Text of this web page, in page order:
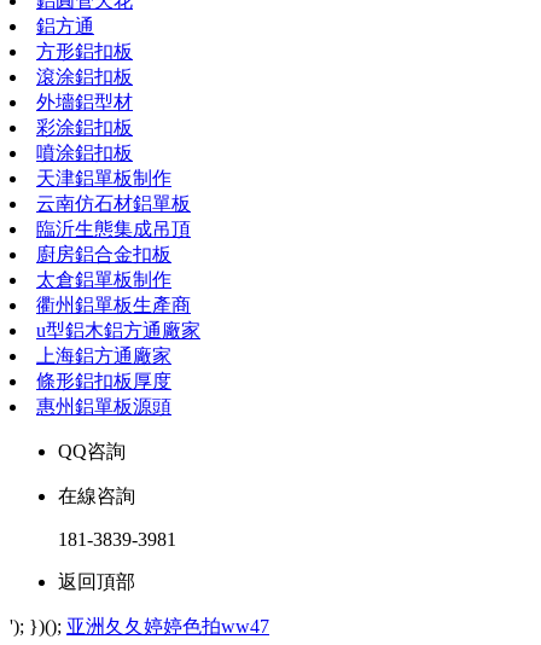
鋁方通
方形鋁扣板
滾涂鋁扣板
外墻鋁型材
彩涂鋁扣板
噴涂鋁扣板
天津鋁單板制作
云南仿石材鋁單板
臨沂生態集成吊頂
廚房鋁合金扣板
太倉鋁單板制作
衢州鋁單板生產商
u型鋁木鋁方通廠家
上海鋁方通廠家
條形鋁扣板厚度
惠州鋁單板源頭
QQ咨詢
在線咨詢
181-3839-3981
返回頂部
'); })(); 亚洲夂夂婷婷色拍ww47